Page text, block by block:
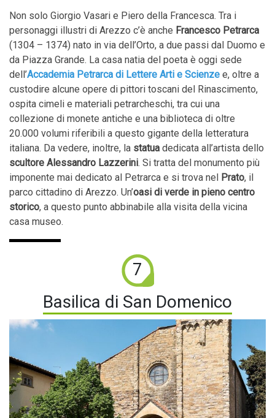
Non solo Giorgio Vasari e Piero della Francesca. Tra i
personaggi illustri di Arezzo c’è anche Francesco Petrarca
(1304 – 1374) nato in via dell’Orto, a due passi dal Duomo e
da Piazza Grande. La casa natia del poeta è oggi sede
dell’Accademia Petrarca di Lettere Arti e Scienze e, oltre a
custodire alcune opere di pittori toscani del Rinascimento,
ospita cimeli e materiali petrarcheschi, tra cui una
collezione di monete antiche e una biblioteca di oltre
20.000 volumi riferibili a questo gigante della letteratura
italiana. Da vedere, inoltre, la statua dedicata all’artista dello
scultore Alessandro Lazzerini. Si tratta del monumento più
imponente mai dedicato al Petrarca e si trova nel
Prato, il
parco cittadino di Arezzo. Un’oasi di verde in pieno centro
storico, a questo punto abbinabile alla visita della vicina
casa museo.
7
Basilica di San Domenico